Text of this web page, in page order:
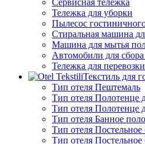
Сервисная тележка
Тележка для уборки
Пылесос
Стиральная машина
Машина для мытья
Автомобили для сбора
Тележка для
Текстиль для
Тип отеля Пештемаль
Тип отеля Полотенце
Тип отеля Полотенце
Тип отеля Банное
Тип отеля Постельное
Тип отеля Постельное